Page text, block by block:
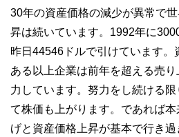
30年の資産価格の減少が異常で
昇は続いています。1992年に
昨日44546ドルで引けています。
ある以上企業は前年を超える売
力しています。努力をし続ける
て株価も上がります。であれば
げと資産価格上昇が基本で行き